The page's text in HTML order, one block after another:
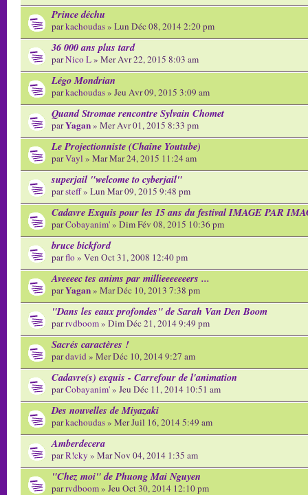
Prince déchu
parkachoudas» Lun Déc 08, 2014 2:20 pm
36 000 ans plus tard
parNico L» Mer Avr 22, 2015 8:03 am
Légo Mondrian
parkachoudas» Jeu Avr 09, 2015 3:09 am
Quand Stromae rencontre Sylvain Chomet
parYagan» Mer Avr 01, 2015 8:33 pm
Le Projectionniste (Chaîne Youtube)
parVayl » Mar Mar 24, 2015 11:24 am
superjail "welcome to cyberjail"
parsteff» Lun Mar 09, 2015 9:48 pm
Cadavre Exquis pour les 15 ans du festival IMAGE PAR
parCobayanim'» Dim Fév 08, 2015 10:36 pm
bruce bickford
parflo» Ven Oct 31, 2008 12:40 pm
Aveeeec tes anims par millieeeeeeers ...
parYagan» Mar Déc 10, 2013 7:38 pm
"Dans les eaux profondes" de Sarah Van Den Boom
parrvdboom» Dim Déc 21, 2014 9:49 pm
Sacrés caractères !
pardavid» Mer Déc 10, 2014 9:27 am
Cadavre(s) exquis - Carrefour de l'animation
parCobayanim'» Jeu Déc 11, 2014 10:51 am
Des nouvelles de Miyazaki
parkachoudas» Mer Juil 16, 2014 5:49 am
Amberdecera
parR!cky » Mar Nov 04, 2014 1:35 am
"Chez moi" de Phuong Mai Nguyen
parrvdboom» Jeu Oct 30, 2014 12:10 pm